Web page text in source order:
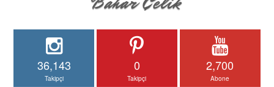
36,143
Takipçi
0
Takipçi
2,700
Abone